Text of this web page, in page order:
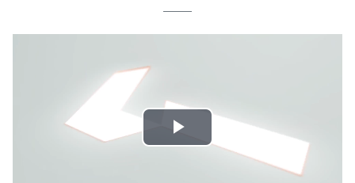
Play